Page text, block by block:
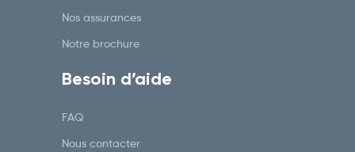
Nos assurances
Notre brochure
Besoin d’aide
FAQ
Nous contacter